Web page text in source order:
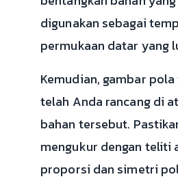
digunakan sebagai
permukaan datar yang
Kemudian, gambar
telah Anda rancang di
bahan tersebut.
mengukur dengan teliti
proporsi dan simetri